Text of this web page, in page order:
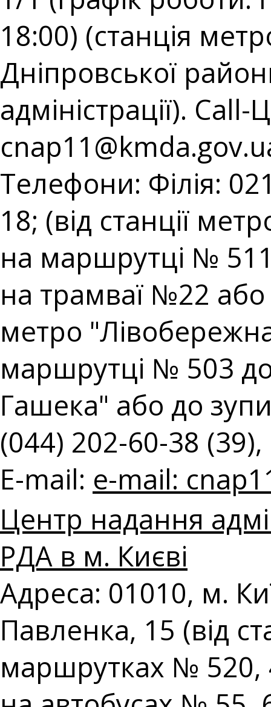
18:00) (станція
Дніпровської
адміністрації).
Телефони: Філія:
18; (від станції
на маршрутці № 511;
на трамваї №22 або
метро
маршрутці № 503
Гашека" або до
(044) 202-60-38
E-mail: e-mail:
Центр надання
РДА в м. Києві
Адреса: 01010, м.
Павленка, 15 (від
маршрутках № 520,